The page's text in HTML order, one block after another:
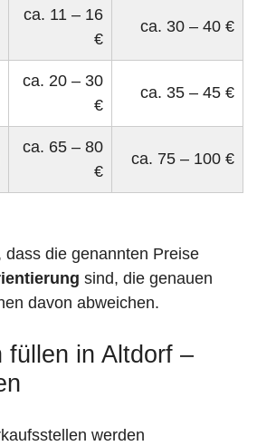
ca. 11 – 16
€
ca. 30 – 40 €
ca. 20 – 30
€
ca. 35 – 45 €
ca. 65 – 80
€
ca. 75 – 100 €
dass die genannten Preise
sind, die genauen
davon abweichen.
füllen in Altdorf –
werden